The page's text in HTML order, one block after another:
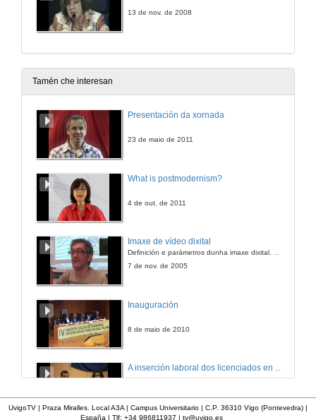
13 de nov. de 2008
Tamén che interesan
Presentación da xornada
23 de maio de 2011
What is postmodernism?
4 de out. de 2011
Imaxe de vídeo dixital
7 de nov. de 2005
Inauguración
8 de maio de 2010
A inserción laboral dos licenciados en Ciencias do Mar: a carreira investigadora
UvigoTV | Praza Miralles. Local A3A | Campus Universitario | C.P. 36310 Vigo (Pontevedra) |
España | Tlf: +34 986811937 | tv@uvigo.es